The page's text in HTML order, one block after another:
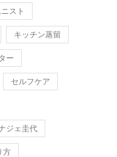
スト
キッチン蒸留
ー
セルフケア
ジェ圭代
方